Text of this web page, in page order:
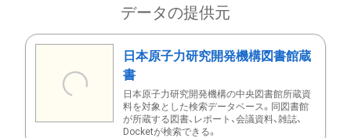
データの提供元
日本原子力研究開発機構図書館蔵
書
日本原子力研究開発機構の中央図書館所蔵資
料を対象とした検索データベース。同図書館
が所蔵する図書、レポート、会議資料、雑誌、
Docketが検索できる。